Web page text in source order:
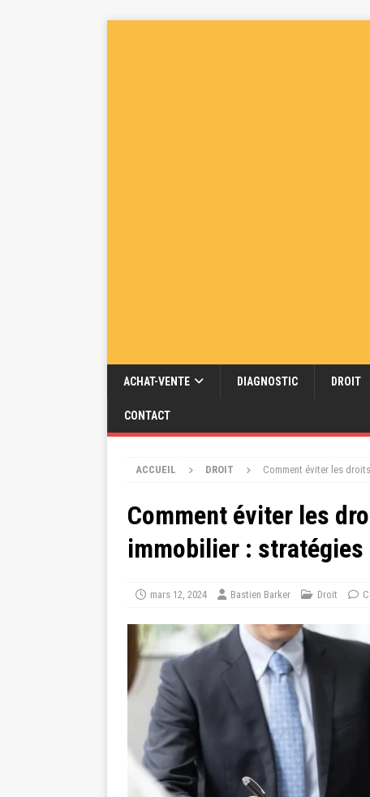
ACHAT-VENTE DIAGNOSTIC DROIT
CONTACT
ACCUEIL DROIT Comment éviter les
Comment éviter les
immobilier :
mars 12, 2024 Bastien Barker Droit